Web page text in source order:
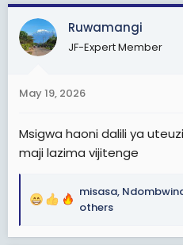
a
c
t
i
s
Ruwamangi
JF-Expert Member
May 19, 2026
Msigwa haoni dalili ya
maji lazima vijitenge
R
a
misasa,
others